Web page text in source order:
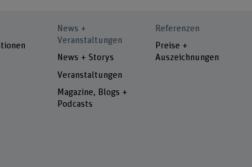
News +
Veranstaltungen
News + Storys
Veranstaltungen
Magazine, Blogs +
Podcasts
Referenzen
Preise +
Auszeichnungen